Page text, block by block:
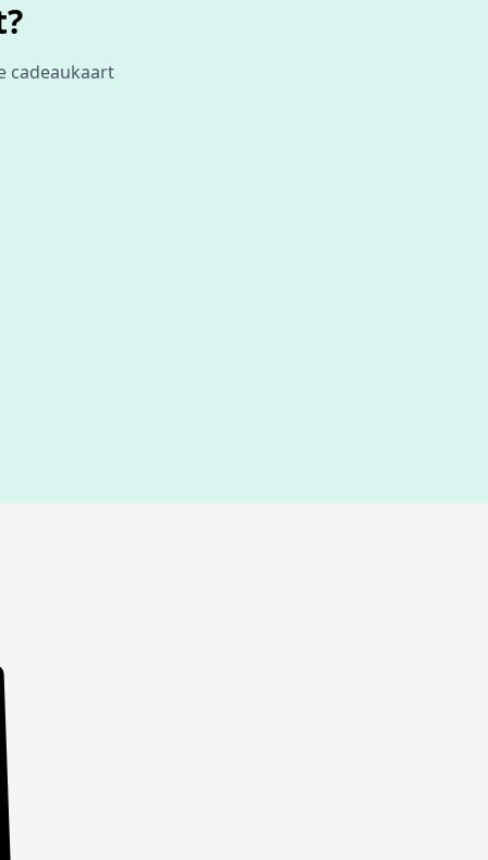
cadeaukaart